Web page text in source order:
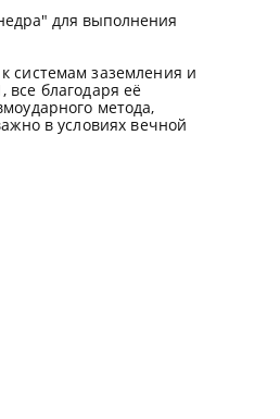
для выполнения
системам заземления и
все благодаря её
метода,
в условиях вечной